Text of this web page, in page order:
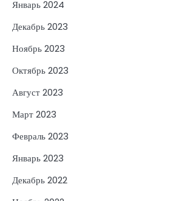
Январь 2024
Декабрь 2023
Ноябрь 2023
Октябрь 2023
Август 2023
Март 2023
Февраль 2023
Январь 2023
Декабрь 2022